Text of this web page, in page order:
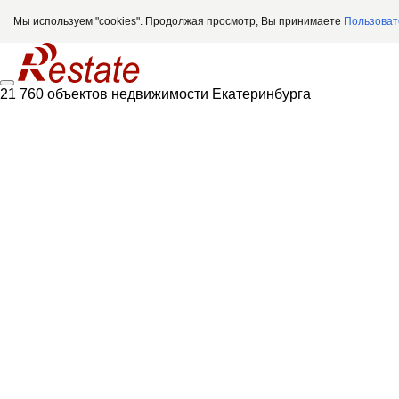
Мы используем "cookies". Продолжая просмотр, Вы принимаете
21 760 объектов недвижимости Екатеринбурга